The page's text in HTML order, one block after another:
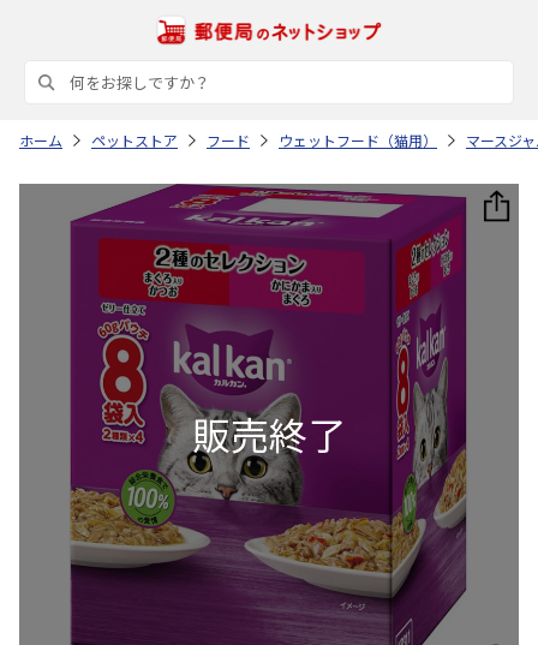
ホーム ペットストア フード ウェットフード（猫用） マースジ